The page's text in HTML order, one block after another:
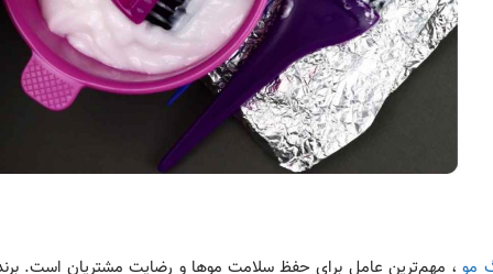
مو، مهم‌ترین عامل برای حفظ سلامت موها و رضایت مشتریان است.